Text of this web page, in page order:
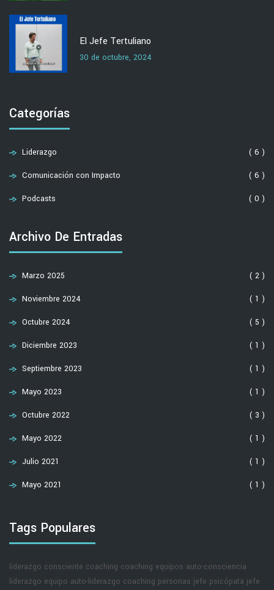
El Jefe Tertuliano
30 de octubre, 2024
Categorías
Liderazgo ( 6 )
Comunicación con Impacto ( 6 )
Podcasts ( 0 )
Archivo De Entradas
Marzo 2025 ( 2 )
Noviembre 2024 ( 1 )
Octubre 2024 ( 5 )
Diciembre 2023 ( 1 )
Septiembre 2023 ( 1 )
Mayo 2023 ( 1 )
Octubre 2022 ( 3 )
Mayo 2022 ( 1 )
Julio 2021 ( 1 )
Mayo 2021 ( 1 )
Tags Populares
liderazgo consciente coaching coaching equipos auto-consciencia
liderazgo equipo auto-liderazgo coaching personas jefe psicópata jefe